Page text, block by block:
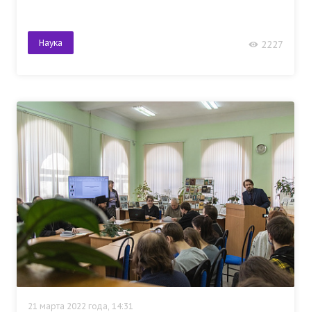
Наука 2227
21 марта 2022 года, 14:31